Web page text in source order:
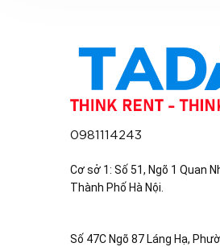
0981114243
Cơ sở 1: Số 51, Ngõ 1 Quan
Thành Phố Hà Nội.
Số 47C Ngõ 87 Láng Hạ,